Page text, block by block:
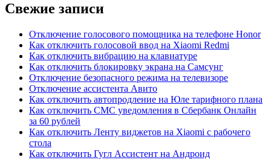
Свежие записи
Отключение голосового помощника на телефоне Honor
Как отключить голосовой ввод на Xiaomi Redmi
Как отключить вибрацию на клавиатуре
Как отключить блокировку экрана на Самсунг
Отключение безопасного режима на телевизоре
Отключение ассистента Авито
Как отключить автопродление на Юле тарифного плана
Как отключить СМС уведомления в Сбербанк Онлайн
за 60 рублей
Как отключить Ленту виджетов на Xiaomi с рабочего
стола
Как отключить Гугл Ассистент на Андроид